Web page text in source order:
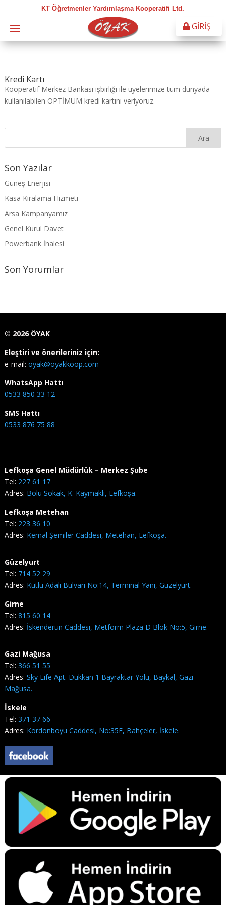
KT Öğretmenler Yardımlaşma Kooperatifi Ltd.
GİRİŞ
Kredi Kartı
Kooperatif Merkez Bankası işbirliği ile üyelerimize tüm dünyada
kullanılabilen OPTİMUM kredi kartını veriyoruz.
Son Yazılar
Güneş Enerjisi
Kasa Kiralama Hizmeti
Arsa Kampanyamız
Genel Kurul Davet
Powerbank İhalesi
Son Yorumlar
© 2026 ÖYAK
Eleştiri ve önerileriniz için:
e-mail: oyak@oyakkoop.com
WhatsApp Hattı
0533 850 33 12
SMS Hattı
0533 876 75 88
Lefkoşa Genel Müdürlük – Merkez Şube
Tel: 227 61 17
Adres: Bolu Sokak, K. Kaymaklı, Lefkoşa.
Lefkoşa Metehan
Tel: 223 36 10
Adres: Kemal Şemiler Caddesi, Metehan, Lefkoşa.
Güzelyurt
Tel: 714 52 29
Adres: Kutlu Adalı Bulvarı No:14, Terminal Yanı, Güzelyurt.
Girne
Tel: 815 60 14
Adres: İskenderun Caddesi, Metform Plaza D Blok No:5, Girne.
Gazi Mağusa
Tel: 366 51 55
Adres: Sky Life Apt. Dükkan 1 Bayraktar Yolu, Baykal, Gazi
Mağusa.
İskele
Tel: 371 37 66
Adres: Kordonboyu Caddesi, No:35E, Bahçeler, İskele.